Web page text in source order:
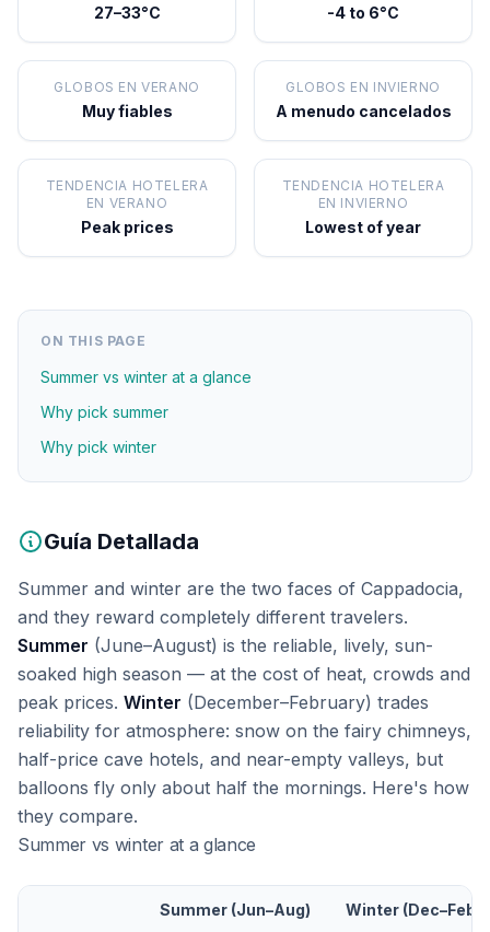
27–33°C -4 to 6°C
GLOBOS EN VERANO
Muy fiables
GLOBOS EN INVIERNO
A menudo cancelados
TENDENCIA HOTELERA
EN VERANO
Peak prices
TENDENCIA HOTELERA
EN INVIERNO
Lowest of year
ON THIS PAGE
Summer vs winter at a glance
Why pick summer
Why pick winter
Guía Detallada
Summer and winter are the two faces of Cappadocia,
and they reward completely different travelers.
Summer (June–August) is the reliable, lively, sun-
soaked high season — at the cost of heat, crowds and
peak prices. Winter (December–February) trades
reliability for atmosphere: snow on the fairy chimneys,
half-price cave hotels, and near-empty valleys, but
balloons fly only about half the mornings. Here's how
they compare.
Summer vs winter at a glance
Summer (Jun–Aug) Winter (Dec–Feb)